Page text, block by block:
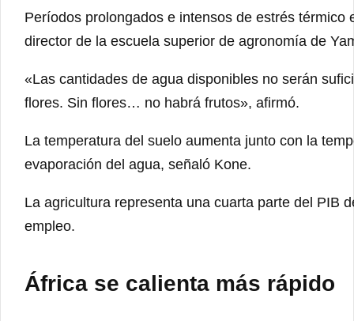
Períodos prolongados e intensos de estrés
director de la escuela superior de agronomía de
«Las cantidades de agua disponibles no serán
flores. Sin flores… no habrá frutos», afirmó.
La temperatura del suelo aumenta junto con la
evaporación del agua, señaló Kone.
La agricultura representa una cuarta parte del PIB
empleo.
África se calienta más rápido